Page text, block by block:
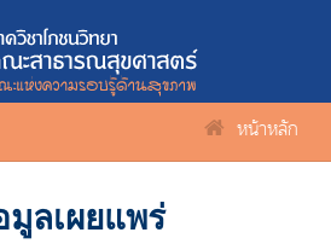
หน้าหลัก
มูลเผยแพร่